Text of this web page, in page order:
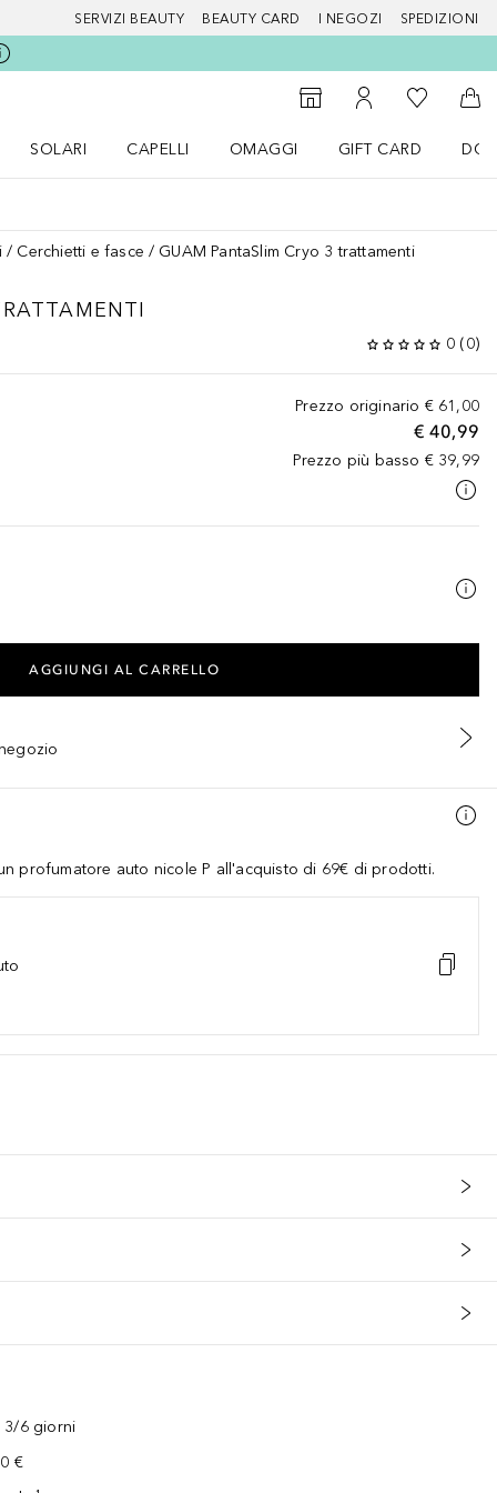
SERVIZI BEAUTY BEAUTY CARD I NEGOZI SPEDIZIONI
StorefinderAl Mio Account
Alla Mia
Al
SOLARI
CAPELLI
OMAGGI
GIFT CARD
Cerchietti e fasce GUAM PantaSlim Cryo 3 trattamenti
0 (0)
Prezzo originario € 61,00
€ 40,99
Prezzo più basso € 39,99
AGGIUNGI AL CARRELLO
profumatore auto nicole P all'acquisto di 69€ di prodotti.
3/6 giorni
€